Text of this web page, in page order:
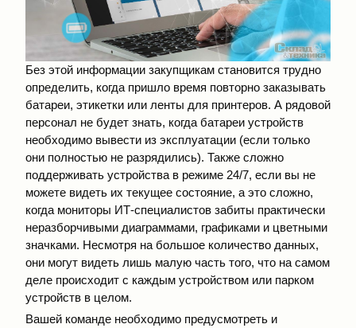
Без этой информации закупщикам становится трудно
определить, когда пришло время повторно заказывать
батареи, этикетки или ленты для принтеров. А рядовой
персонал не будет знать, когда батареи устройств
необходимо вывести из эксплуатации (если только
они полностью не разрядились). Также сложно
поддерживать устройства в режиме 24/7, если вы не
можете видеть их текущее состояние, а это сложно,
когда мониторы ИТ-специалистов забиты практически
неразборчивыми диаграммами, графиками и цветными
значками. Несмотря на большое количество данных,
они могут видеть лишь малую часть того, что на самом
деле происходит с каждым устройством или парком
устройств в целом.
Вашей команде необходимо предусмотреть и